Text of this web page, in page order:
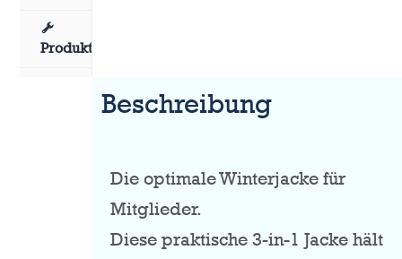
Produktsicherheit
Beschreibung
Die optimale Winterjacke für
Mitglieder.
Diese praktische 3-in-1 Jacke hält